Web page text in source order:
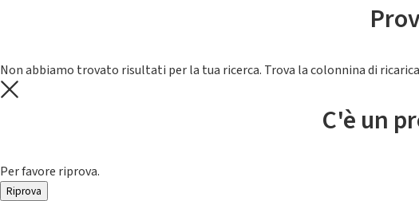
Non abbiamo trovato risultati per la tua ricerca. Trova la colonnina di
C'è un
Per favore riprova.
Riprova